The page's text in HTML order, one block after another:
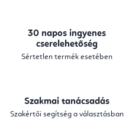
30 napos ingyenes
cserelehetőség
Sértetlen termék esetében
Szakmai tanácsadás
Szakértői segítség a választásban